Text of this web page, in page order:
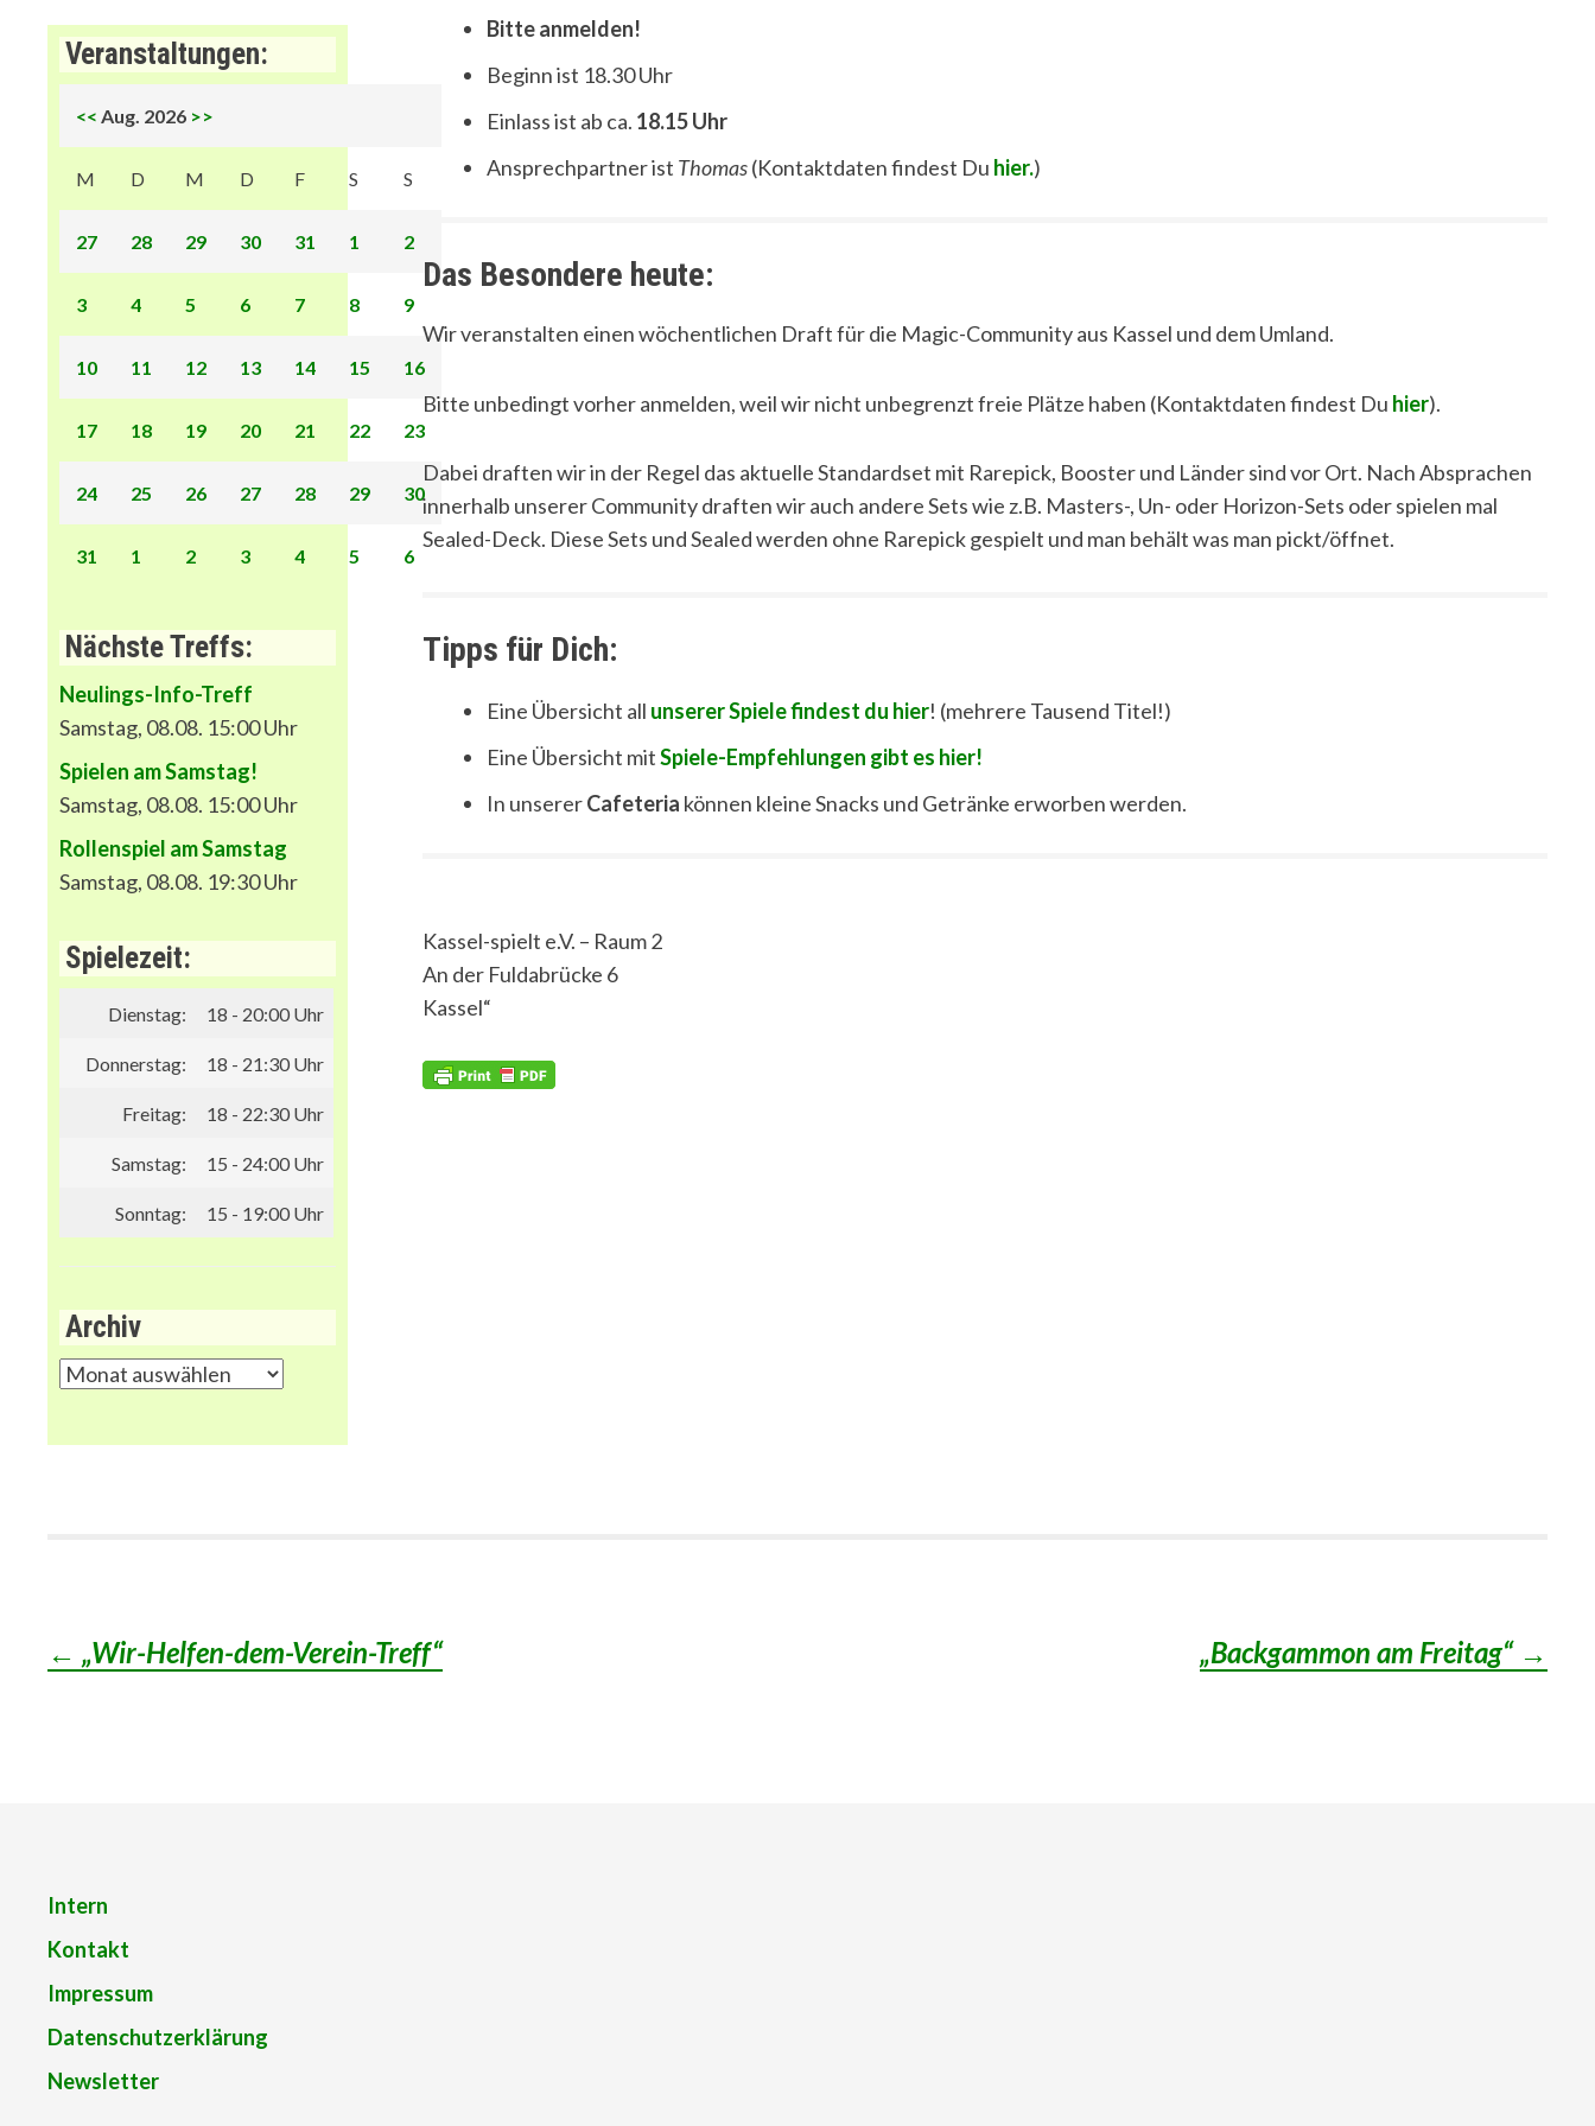
Veranstaltungen:
<< Aug. 2026 >>
M D M D F S S
27 28 29 30 31 1 2
3 4 5 6 7 8 9
10 11 12 13 14 15 16
17 18 19 20 21 22 23
24 25 26 27 28 29 30
31 1 2 3 4 5 6
Nächste Treffs:
Neulings-Info-Treff
Samstag, 08.08. 15:00 Uhr
Spielen am Samstag!
Samstag, 08.08. 15:00 Uhr
Rollenspiel am Samstag
Samstag, 08.08. 19:30 Uhr
Spielezeit:
Dienstag: 18 - 20:00 Uhr
Donnerstag: 18 - 21:30 Uhr
Freitag: 18 - 22:30 Uhr
Samstag: 15 - 24:00 Uhr
Sonntag: 15 - 19:00 Uhr
Archiv
Archiv
Bitte anmelden!
Beginn ist 18.30 Uhr
Einlass ist ab ca. 18.15 Uhr
Ansprechpartner ist Thomas(Kontaktdaten findest Du hier.)
Das Besondere heute:
Wir veranstalten einen wöchentlichen Draft für die Magic-Community aus Kassel und dem Umland.
Bitte unbedingt vorher anmelden, weil wir nicht unbegrenzt freie Plätze haben (Kontaktdaten findest Du hier).
Dabei draften wir in der Regel das aktuelle Standardset mit Rarepick, Booster und Länder sind vor Ort. Nach Absprachen
innerhalb unserer Community draften wir auch andere Sets wie z.B. Masters-, Un- oder Horizon-Sets oder spielen mal
Sealed-Deck. Diese Sets und Sealed werden ohne Rarepick gespielt und man behält was man pickt/öffnet.
Tipps für Dich:
Eine Übersicht all unserer Spiele findest du hier! (mehrere Tausend Titel!)
Eine Übersicht mitSpiele-Empfehlungen gibt es hier!
In unsererCafeteria können kleine Snacks und Getränke erworben werden.
Kassel-spielt e.V. – Raum 2
An der Fuldabrücke 6
Kassel“
Post
← „Wir-Helfen-dem-Verein-Treff“ „Backgammon am Freitag“ →
Intern
Kontakt
Impressum
Datenschutzerklärung
Newsletter